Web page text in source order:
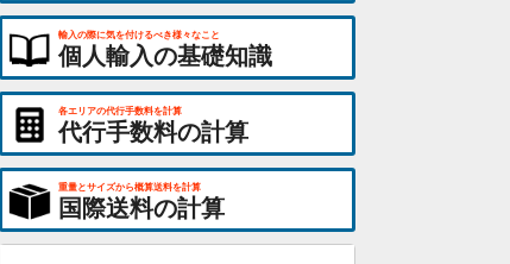
輸入の際に気を付けるべき様々なこと
個人輸入の基礎知識
各エリアの代行手数料を計算
代行手数料の計算
重量とサイズから概算送料を計算
国際送料の計算